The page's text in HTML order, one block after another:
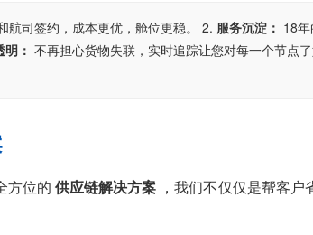
航司签约，成本更优，舱位更稳。 2. 服务沉淀： 18
： 不再担心货物失联，实时追踪让您对每一个节点
方位的供应链解决方案 ，我们不仅仅是帮客